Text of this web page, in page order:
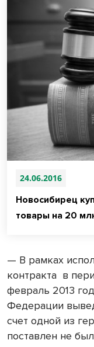
24.06.2016
Новосибирец
товары на 20
— В рамках
контракта в
февраль 2013
Федерации
счет одной из
поставлен не